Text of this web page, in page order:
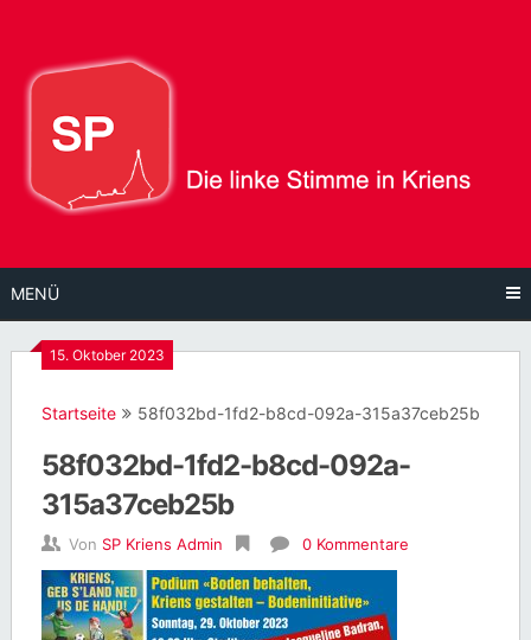
Inhalt
MENÜ
15. Oktober 2023
Startseite 58f032bd-1fd2-b8cd-092a-315a37ceb25b
58f032bd-1fd2-b8cd-092a-
315a37ceb25b
Von SP Kriens Admin 0 Kommentare